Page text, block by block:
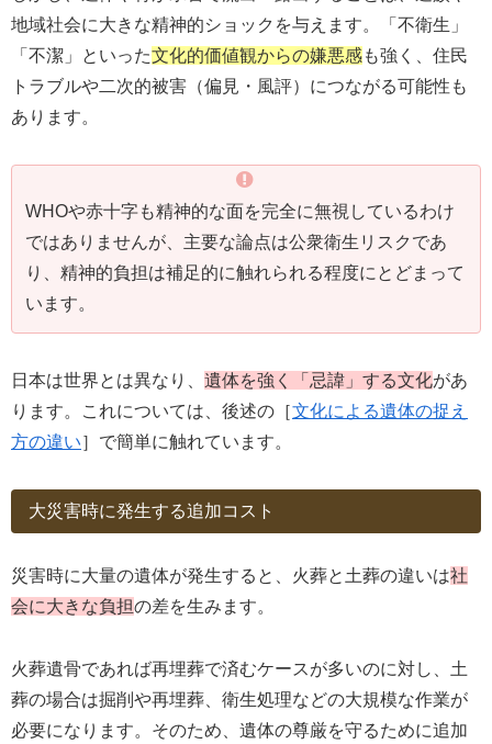
地域社会に大きな精神的ショックを与えます。「不衛生」
「不潔」といった文化的価値観からの嫌悪感も強く、住民
トラブルや二次的被害（偏見・風評）につながる可能性も
あります。
WHOや赤十字も精神的な面を完全に無視しているわけ
ではありませんが、主要な論点は公衆衛生リスクであ
り、精神的負担は補足的に触れられる程度にとどまって
います。
日本は世界とは異なり、 遺体を強く「忌諱」する文化があ
ります。これについては、後述の［文化による遺体の捉え
方の違い］で簡単に触れています。
大災害時に発生する追加コスト
災害時に大量の遺体が発生すると、火葬と土葬の違いは社
会に大きな負担の差を生みます。
火葬遺骨であれば再埋葬で済むケースが多いのに対し、土
葬の場合は掘削や再埋葬、衛生処理などの大規模な作業が
必要になります。そのため、遺体の尊厳を守るために追加